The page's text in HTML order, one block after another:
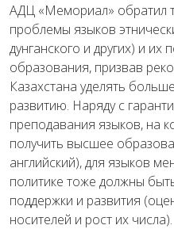
АДЦ «Мемориал» обратил
проблемы языков
дунганского и других) и
образования, призвав
Казахстана уделять
развитию. Наряду с
преподавания языков, на
получить высшее
английский), для языков
политике тоже должны
поддержки и развития
носителей и рост их числа).